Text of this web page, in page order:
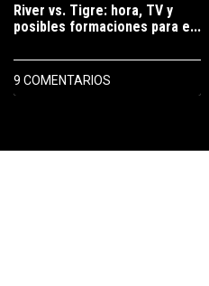
River vs. Tigre: hora, TV y
posibles formaciones para e...
9 COMENTARIOS